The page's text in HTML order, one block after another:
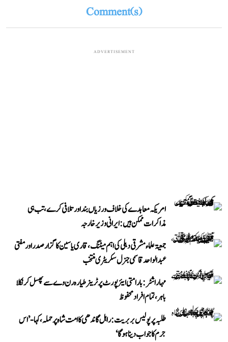
Comment(s)
ADVERTISEMENT
امریکہ معاہدے کی خلاف ورزیاں بند اور تلافی کرے، تب ہی
مذاکرات ممکن ہیں: ایرانی وزیر خارجہ
جمعیۃ علماء مشرقی دہلی کی اہم میٹنگ، قاری یاسین کا گزار صدر اور مفتی
عبد الواحد قاسمی جنرل سکریٹری منتخب
مہاراشٹر: بارامتی ایئرپورٹ پر ٹرینر طیارہ رن وے سے پھسل کر نکلا
باہر، تمام افراد محفوظ
طلبہ پر پولیس بربریت: راہل گاندھی کا امت شاہ پر حملہ، کہا- ’اس
جرم کا جواب دینا ہوگا‘